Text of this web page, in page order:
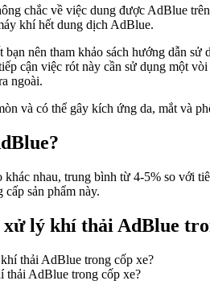
chắc về việc dung được AdBlue
khí hết dung dịch AdBlue.
nên tham khảo sách hướng dẫn
cận việc rót này cần sử dụng một
ngoài.
và có thể gây kích ứng da, mắt và
nhau, trung bình từ 4-5% so với
sản phẩm này.
lý khí thải AdBlue
AdBlue trong cốp xe?